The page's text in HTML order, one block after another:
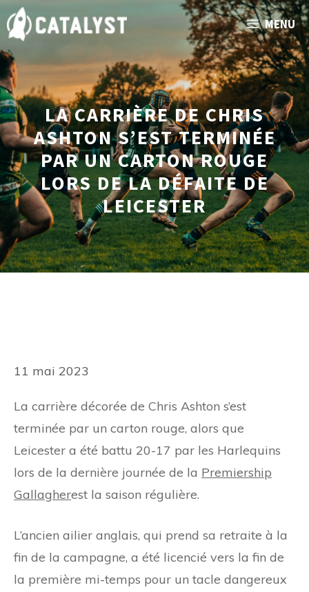
Aller
au
contenu
MENU
LA CARRIÈRE DE CHRIS
ASHTON S’EST TERMINÉE
PAR UN CARTON ROUGE
LORS DE LA DÉFAITE DE
LEICESTER
11 mai 2023
La carrière décorée de Chris Ashton s’est
terminée par un carton rouge, alors que
Leicester a été battu 20-17 par les Harlequins
lors de la dernière journée de la Premiership
Gallagherest la saison régulière.
L’ancien ailier anglais, qui prend sa retraite à la
fin de la campagne, a été licencié vers la fin de
la première mi-temps pour un tacle dangereux